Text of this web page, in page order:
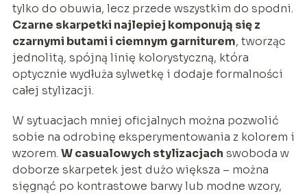
tylko do obuwia, lecz przede wszystkim do spodni.
Czarne skarpetki najlepiej komponują się z
czarnymi butami i ciemnym garniturem, tworząc
jednolitą, spójną linię kolorystyczną, która
optycznie wydłuża sylwetkę i dodaje formalności
całej stylizacji.
W sytuacjach mniej oficjalnych można pozwolić
sobie na odrobinę eksperymentowania z kolorem i
wzorem. W casualowych stylizacjach swoboda w
doborze skarpetek jest dużo większa – można
sięgnąć po kontrastowe barwy lub modne wzory,